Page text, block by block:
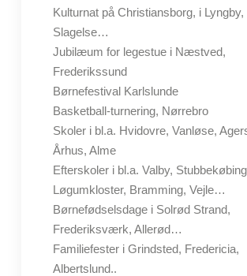
Kulturnat på Christiansborg, i Lyngby,
Slagelse…
Jubilæum for legestue i Næstved,
Frederikssund
Børnefestival Karlslunde
Basketball-turnering, Nørrebro
Skoler i bl.a. Hvidovre, Vanløse,
Århus, Alme
Efterskoler i bl.a. Valby,
Løgumkloster, Bramming, Vejle…
Børnefødselsdage i Solrød Strand,
Frederiksværk, Allerød…
Familiefester i Grindsted, Fredericia,
Albertslund..